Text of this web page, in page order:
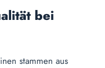
bei
stammen aus